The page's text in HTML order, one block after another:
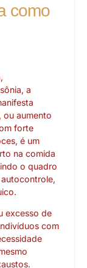
como
a
ou aumento
forte
é um
na comida
o quadro
excesso de
com